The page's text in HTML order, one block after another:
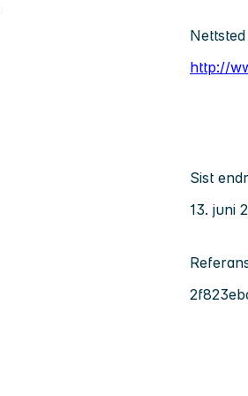
Nettsted
http://
Sist
13. juni